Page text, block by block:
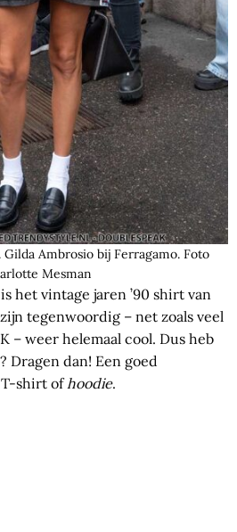
Ambrosio bij Ferragamo. Foto
Mesman
het vintage jaren ’90 shirt van
tegenwoordig – net zoals veel
– weer helemaal cool. Dus heb
Dragen dan! Een goed
T-shirt ofhoodie.